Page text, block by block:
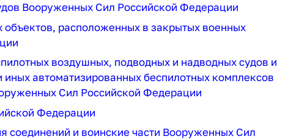
Вооруженных Сил Российской Федерации
объектов, расположенных в закрытых военных
воздушных, подводных и надводных судов и
иных автоматизированных беспилотных комплексов
Сил Российской Федерации
Федерации
соединений и воинские части Вооруженных Сил